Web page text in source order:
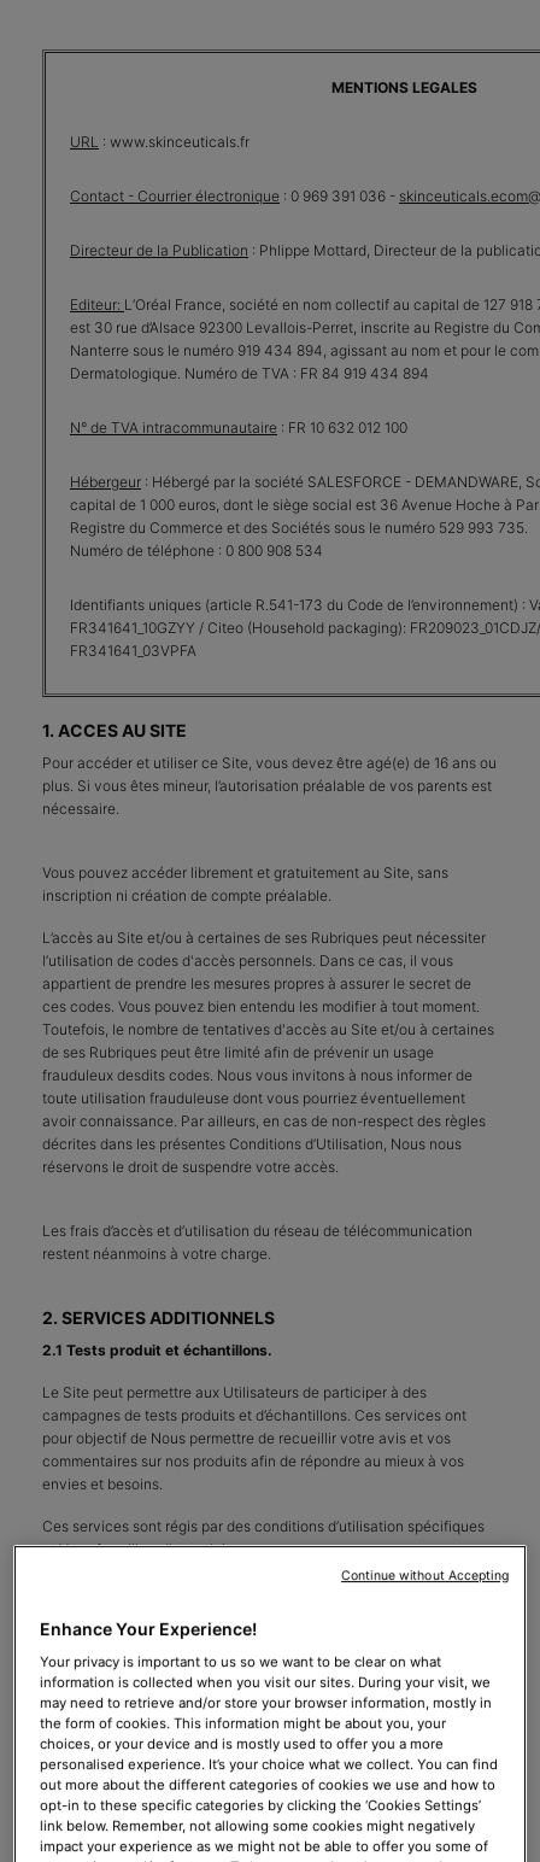
MENTIONS LEGALES
URL : www.skinceuticals.fr
Contact - Courrier électronique : 0 969 391 036 -
Directeur de la Publication : Phlippe Mottard, Directeur de la
Editeur: L’Oréal France, société en nom collectif au capital de 127
est 30 rue d’Alsace 92300 Levallois-Perret, inscrite au Registre du
Nanterre sous le numéro 919 434 894, agissant au nom et pour le
Dermatologique. Numéro de TVA : FR 84 919 434 894
N° de TVA intracommunautaire : FR 10 632 012 100
Hébergeur : Hébergé par la société SALESFORCE - DEMANDWARE,
capital de 1 000 euros, dont le siège social est 36 Avenue Hoche à
Registre du Commerce et des Sociétés sous le numéro 529 993 735.
Numéro de téléphone : 0 800 908 534
Identifiants uniques (article R.541-173 du Code de l’environnement) :
FR341641_10GZYY / Citeo (Household packaging):
FR341641_03VPFA
1. ACCES AU SITE
Pour accéder et utiliser ce Site, vous devez être agé(e) de 16 ans ou
plus. Si vous êtes mineur, l’autorisation préalable de vos parents est
nécessaire.
Vous pouvez accéder librement et gratuitement au Site, sans
inscription ni création de compte préalable.
L’accès au Site et/ou à certaines de ses Rubriques peut nécessiter
l’utilisation de codes d'accès personnels. Dans ce cas, il vous
appartient de prendre les mesures propres à assurer le secret de
ces codes. Vous pouvez bien entendu les modifier à tout moment.
Toutefois, le nombre de tentatives d'accès au Site et/ou à certaines
de ses Rubriques peut être limité afin de prévenir un usage
frauduleux desdits codes. Nous vous invitons à nous informer de
toute utilisation frauduleuse dont vous pourriez éventuellement
avoir connaissance. Par ailleurs, en cas de non-respect des règles
décrites dans les présentes Conditions d’Utilisation, Nous nous
réservons le droit de suspendre votre accès.
Les frais d’accès et d’utilisation du réseau de télécommunication
restent néanmoins à votre charge.
2. SERVICES ADDITIONNELS
2.1 Tests produit et échantillons.
Le Site peut permettre aux Utilisateurs de participer à des
campagnes de tests produits et d’échantillons. Ces services ont
pour objectif de Nous permettre de recueillir votre avis et vos
commentaires sur nos produits afin de répondre au mieux à vos
envies et besoins.
Ces services sont régis par des conditions d’utilisation spécifiques
et Vous êtes libre d’y participer ou non.
Le Site peut Vous proposer de réserver un rendez-vous en ligne ou
en magasin avec un(e) conseiller(e) beauté de notre marque.
Afin de réserver un rendez-vous, Vous devrez sélectionner un type
de service, une date et un horaire marqués comme disponibles
auprès du conseiller(e) beauté sélectionné(e). Vous devrez
renseigner vos prénom, nom, adresse e-mail ou votre numéro de
téléphone (dans ce dernier cas, uniquement si vous souhaitez
recevoir une confirmation et un rappel par SMS). Il Vous est possible
de modifier ou d’annuler ce rendez-vous à tout moment.
Enhance Your Experience!
Your privacy is important to us so we want to be clear on what
information is collected when you visit our sites. During your visit, we
may need to retrieve and/or store your browser information, mostly in
the form of cookies. This information might be about you, your
choices, or your device and is mostly used to offer you a more
personalised experience. It’s your choice what we collect. You can find
out more about the different categories of cookies we use and how to
opt-in to these specific categories by clicking the ‘Cookies Settings’
link below. Remember, not allowing some cookies might negatively
impact your experience as we might not be able to offer you some of
Continue without Accepting